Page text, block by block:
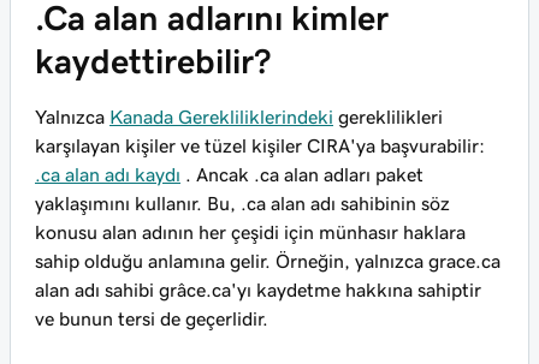
.Ca alan adlarını kimler
kaydettirebilir?
Yalnızca Kanada Gerekliliklerindeki gereklilikleri
karşılayan kişiler ve tüzel kişiler CIRA'ya başvurabilir:
.ca alan adı kaydı . Ancak .ca alan adları paket
yaklaşımını kullanır. Bu, .ca alan adı sahibinin söz
konusu alan adının her çeşidi için münhasır haklara
sahip olduğu anlamına gelir. Örneğin, yalnızca grace.ca
alan adı sahibi grâce.ca'yı kaydetme hakkına sahiptir
ve bunun tersi de geçerlidir.